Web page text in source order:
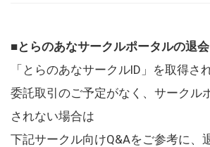
■とらのあなサークルポータルの退
「とらのあなサークルID」を取得さ
委託取引のご予定がなく、サークル
されない場合は
下記サークル向けQ&Aをご参考に、